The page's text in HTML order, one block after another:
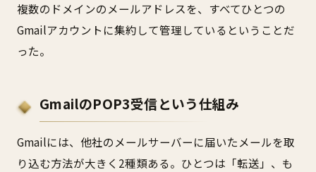
複数のドメインのメールアドレスを、すべてひとつの
Gmailアカウントに集約して管理しているということだ
った。
GmailのPOP3受信という仕組み
Gmailには、他社のメールサーバーに届いたメールを取
り込む方法が大きく2種類ある。ひとつは「転送」、も